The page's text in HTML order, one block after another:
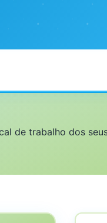
de trabalho dos